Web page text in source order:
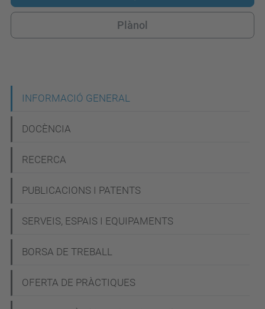
Plànol
a
v
g
a
i
ó
INFORMACIÓ GENERAL
DOCÈNCIA
RECERCA
PUBLICACIONS I PATENTS
SERVEIS, ESPAIS I EQUIPAMENTS
BORSA DE TREBALL
OFERTA DE PRÀCTIQUES